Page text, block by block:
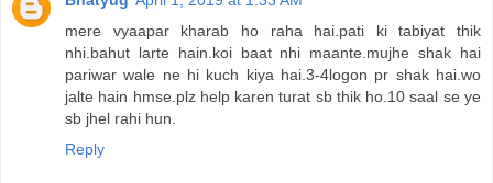
mere vyaapar kharab ho raha hai.pati ki tabiyat thik
nhi.bahut larte hain.koi baat nhi maante.mujhe shak hai
pariwar wale ne hi kuch kiya hai.3-4logon pr shak hai.wo
jalte hain hmse.plz help karen turat sb thik ho.10 saal se ye
sb jhel rahi hun.
Reply